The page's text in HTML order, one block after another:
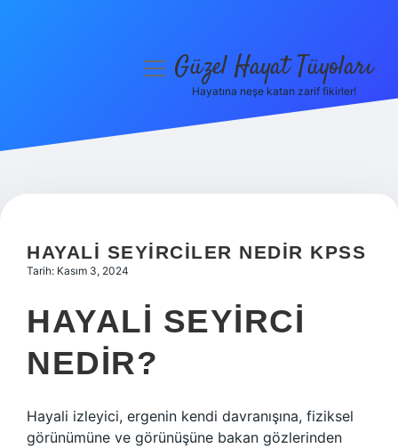
Hakkımızda
menüyüGüzel Hayat Tüyoları
Hayatına neşe katan zarif fikirler!
HAYALI SEYIRCILER NEDIR KPSS
Tarih: Kasım 3, 2024
HAYALI SEYIRCI
NEDIR?
Hayali izleyici, ergenin kendi davranışına, fiziksel
görünümüne ve görünüşüne bakan gözlerinden